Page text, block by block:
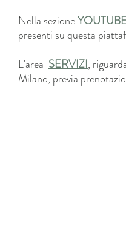
Nella sezione
presenti su questa
L'area SERVIZI,
Milano, previa